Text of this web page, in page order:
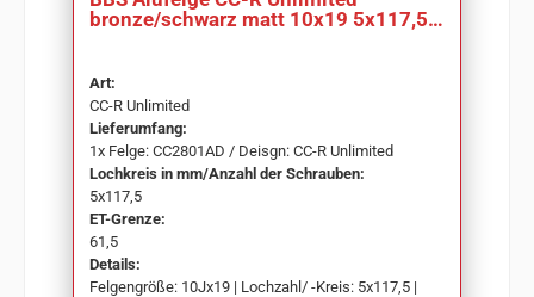
bronze/schwarz matt 10x19 5x117,5
Art:
CC-R Unlimited
Lieferumfang:
1x Felge: CC2801AD / Deisgn: CC-R Unlimited
Lochkreis in mm/Anzahl der Schrauben:
5x117,5
ET-Grenze:
61,5
Details:
Felgengröße: 10Jx19 | Lochzahl/ -Kreis: 5x117,5 |